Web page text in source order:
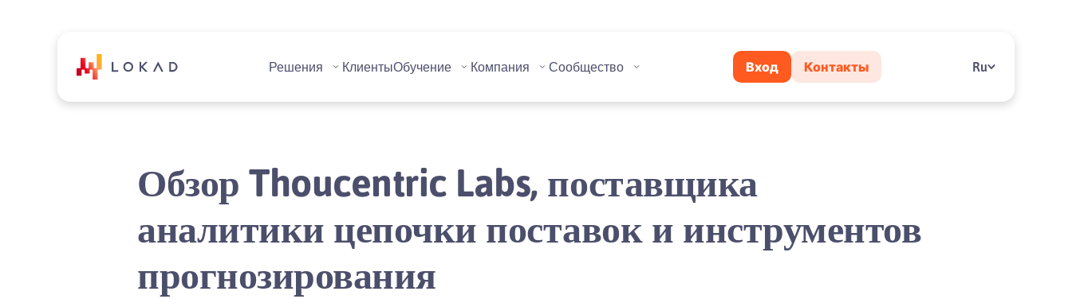
Решения КлиентыОбучение Компания Сообщество Вход Контакты Ru
Обзор Thoucentric Labs, поставщика
аналитики цепочки поставок и инструментов
прогнозирования